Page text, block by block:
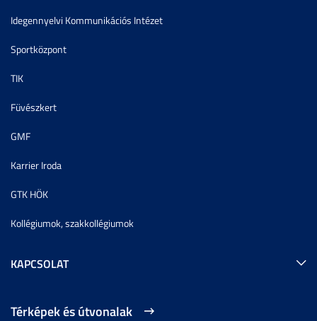
Idegennyelvi Kommunikációs Intézet
Sportközpont
TIK
Füvészkert
GMF
Karrier Iroda
GTK HÖK
Kollégiumok, szakkollégiumok
KAPCSOLAT
Térképek és útvonalak